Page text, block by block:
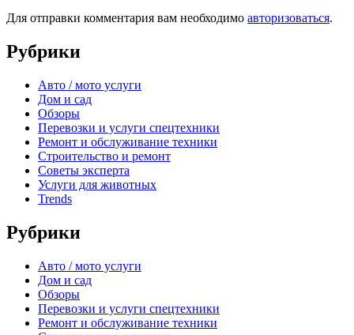
Для отправки комментария вам необходимо авторизоваться.
Рубрики
Авто / мото услуги
Дом и сад
Обзоры
Перевозки и услуги спецтехники
Ремонт и обслуживание техники
Строительство и ремонт
Советы эксперта
Услуги для животных
Trends
Рубрики
Авто / мото услуги
Дом и сад
Обзоры
Перевозки и услуги спецтехники
Ремонт и обслуживание техники